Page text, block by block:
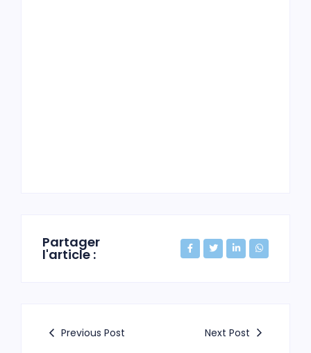
Partager
l'article :
Previous Post Next Post